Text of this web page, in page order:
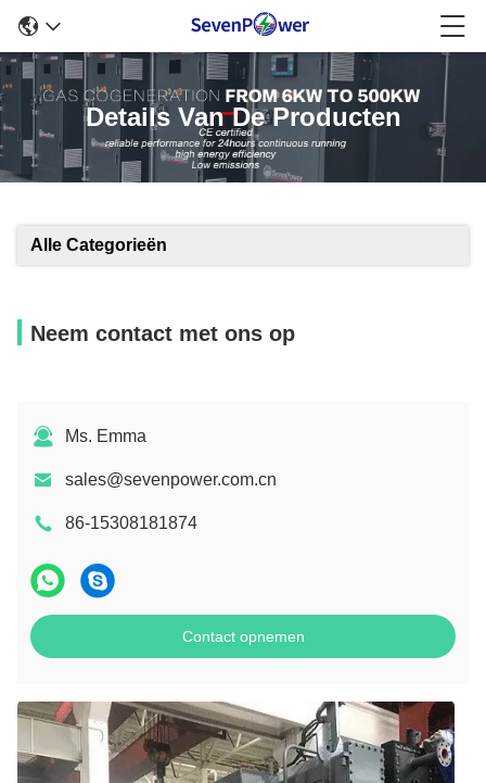
Details Van De Producten
Alle Categorieën
Neem contact met ons op
Ms. Emma
sales@sevenpower.com.cn
86-15308181874
Contact opnemen